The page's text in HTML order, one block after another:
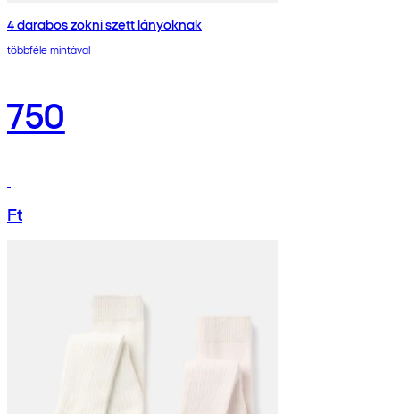
4 darabos zokni szett lányoknak
többféle mintával
750
Ft